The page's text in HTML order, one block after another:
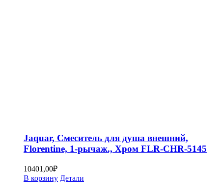
Jaquar, Смеситель для душа внешний,
Florentine, 1-рычаж., Хром FLR-CHR-5145
10401,00₽
В корзину Детали